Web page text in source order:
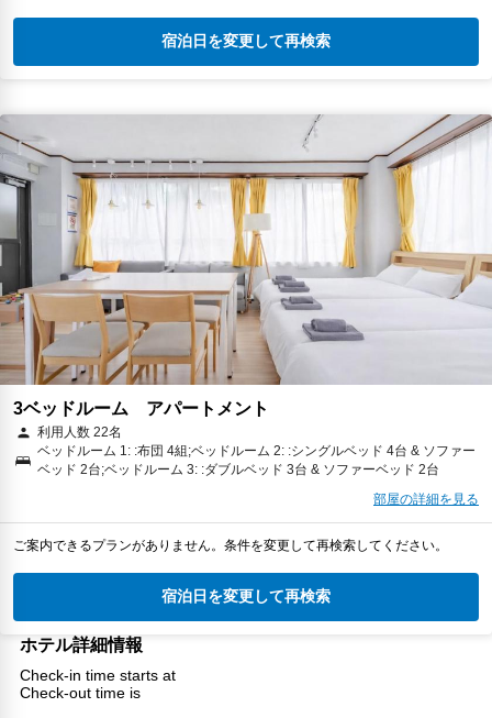
宿泊日を変更して再検索
3ベッドルーム アパートメント
利用人数 22名
ベッドルーム 1: :布団 4組;ベッドルーム 2: :シングルベッド 4台 & ソファー
ベッド 2台;ベッドルーム 3: :ダブルベッド 3台 & ソファーベッド 2台
部屋の詳細を見る
ご案内できるプランがありません。条件を変更して再検索してください。
宿泊日を変更して再検索
ホテル詳細情報
Check-in time starts at
Check-out time is